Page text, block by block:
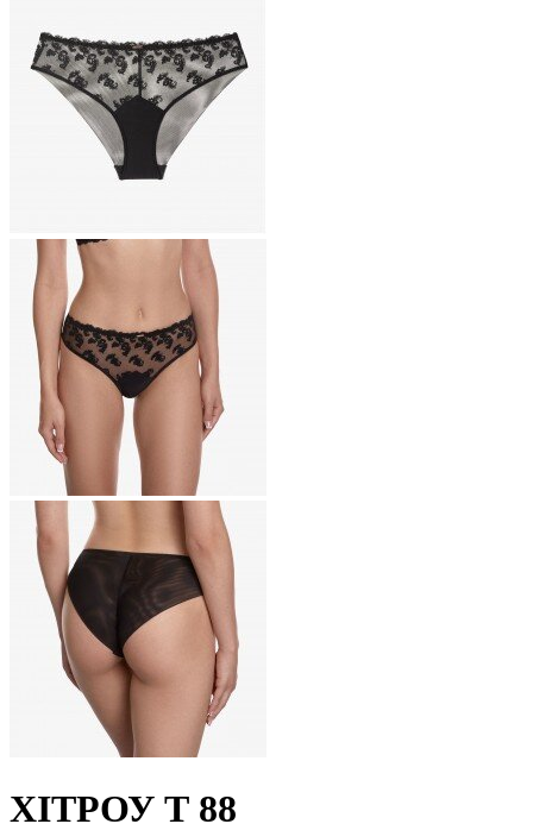
ХІТРОУ Т 88